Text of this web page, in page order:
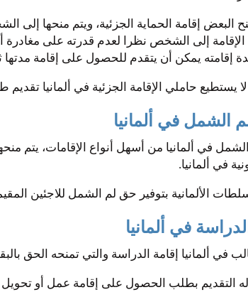
البعض إقامة الحماية الجزئية، ويتم منحها إلى
إلى الشخص نظرا لعدم قدرته على مغادرة
إقامته يمكن أن يتقدم للحصول على إقامة
لا يستطيع حاملي الإقامة الجزئية في ألمانيا
الشمل في ألمانيا
الشمل في ألمانيا من أسهل أنواع الإقامات، يتم
في ألمانيا.
الألمانية بتوفير حق لم الشمل للاجئين
في ألمانيا
ألمانيا إقامة الدراسة والتي تمنحه الحق بالبقاء على الأراضي
التقديم بطلب الحصول على إقامة عمل أو